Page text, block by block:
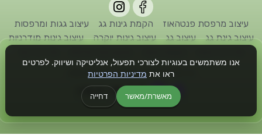
אנו משתמשים בעוגיות לצורכי תפעול, אנליטיקה ושיווק. לפרטים
ראו את מדיניות הפרטיות
מאשרת/מאשר דחייה
עיצוב מרפסת פנטהאוז הקמת גינות גג
עיצוב גגות ומרפסות
עיצוב גינת גג
עיצוב גג עיצוב גינות יוקרה
עיצוב גינות מודרניות
כל הזכויות שמורות לחברת גן דיזיין © 2022